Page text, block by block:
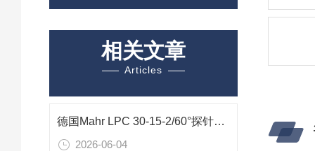
相关文章
Articles
德国Mahr LPC 30-15-2/60°探针9057488在汽车零部件精密检测中的技术应用
2026-06-04